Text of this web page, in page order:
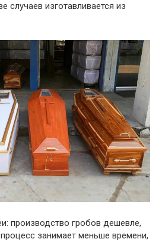
случаев изготавливается из
производство гробов дешевле,
занимает меньше времени,